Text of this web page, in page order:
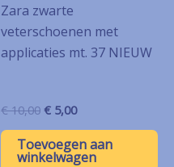
Zara zwarte
veterschoenen met
applicaties mt. 37 NIEUW
€10,00 Oorspronkelijke
was:
€ 10,00.
€ 5,00Huidige
is:
€ 5,00.
Toevoegen aan
winkelwagen